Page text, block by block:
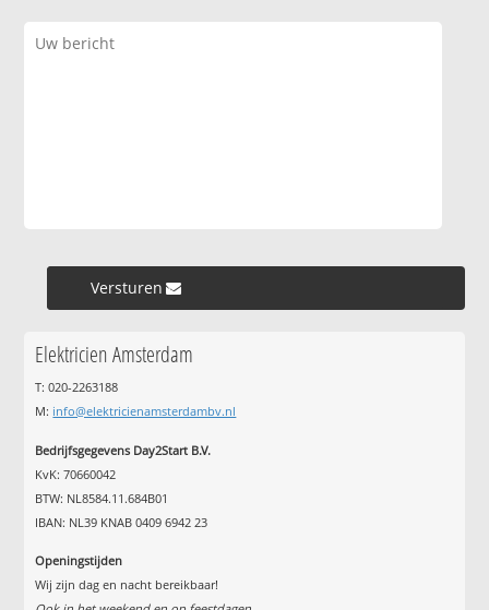
Versturen »
Elektricien Amsterdam
T: 020-2263188
M: info@elektricienamsterdambv.nl
Bedrijfsgegevens Day2Start B.V.
KvK: 70660042
BTW: NL8584.11.684B01
IBAN: NL39 KNAB 0409 6942 23
Openingstijden
Wij zijn dag en nacht bereikbaar!